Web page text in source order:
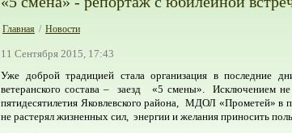
Главная / Новости
11 Сентября 2015, 17:43
Уже доброй традицией стала организация в последние
ветеранского состава – заезд «5 смены». Исключением
пятидесятилетия Яковлевского района, МДОЛ «Прометей» в
не растерял жизненных сил, энергии и желания приносить